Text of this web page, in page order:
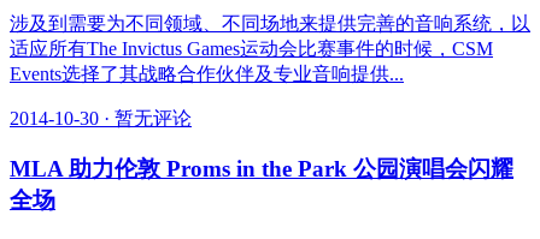
涉及到需要为不同领域、不同场地来提供完善的音响系统，以
适应所有The Invictus Games运动会比赛事件的时候，CSM
Events选择了其战略合作伙伴及专业音响提供...
2014-10-30 · 暂无评论
MLA 助力伦敦 Proms in the Park 公园演唱会闪耀
全场